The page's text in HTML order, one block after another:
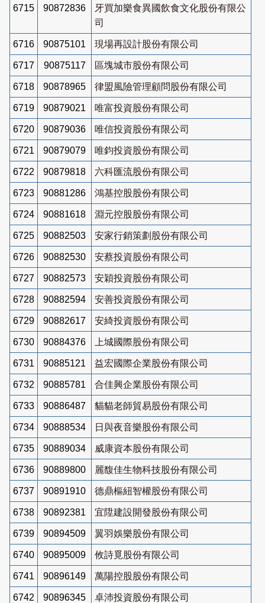
6715 90872836
牙買加樂食異國飲食文化股份有限公
司
6716 90875101 現場再設計股份有限公司
6717 90875117 區塊城市股份有限公司
6718 90878965 律盟風險管理顧問股份有限公司
6719 90879021 唯富投資股份有限公司
6720 90879036 唯信投資股份有限公司
6721 90879079 唯鈞投資股份有限公司
6722 90879818 六科匯流股份有限公司
6723 90881286 鴻基控股股份有限公司
6724 90881618 淵元控股股份有限公司
6725 90882503 安家行銷策劃股份有限公司
6726 90882530 安蔡投資股份有限公司
6727 90882573 安穎投資股份有限公司
6728 90882594 安善投資股份有限公司
6729 90882617 安綺投資股份有限公司
6730 90884376 上城國際股份有限公司
6731 90885121 益宏國際企業股份有限公司
6732 90885781 合佳興企業股份有限公司
6733 90886487 貓貓老師貿易股份有限公司
6734 90888534 日與夜音樂股份有限公司
6735 90889034 威康資本股份有限公司
6736 90889800 麗馥佳生物科技股份有限公司
6737 90891910 德鼎樞紐智權股份有限公司
6738 90892381 宜陞建設開發股份有限公司
6739 90894509 翼羽娛樂股份有限公司
6740 90895009 攸詩覓股份有限公司
6741 90896149 萬陽控股股份有限公司
6742 90896345 卓沛投資股份有限公司